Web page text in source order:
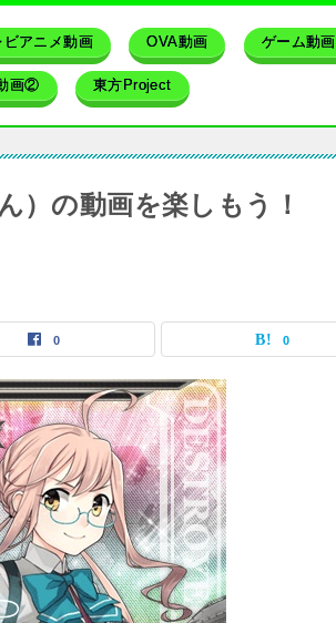
ビアニメ動画 OVA動画 ゲーム動画
画② 東方Project
）の動画を楽しもう！
0 0